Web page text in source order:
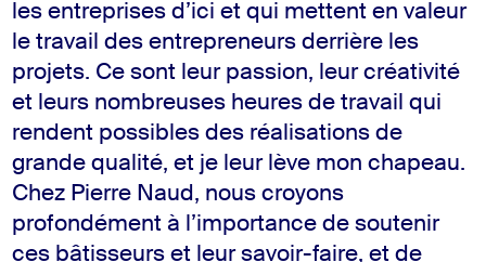
les entreprises d’ici et qui mettent en valeur
le travail des entrepreneurs derrière les
projets. Ce sont leur passion, leur créativité
et leurs nombreuses heures de travail qui
rendent possibles des réalisations de
grande qualité, et je leur lève mon chapeau.
Chez Pierre Naud, nous croyons
profondément à l’importance de soutenir
ces bâtisseurs et leur savoir-faire, et de